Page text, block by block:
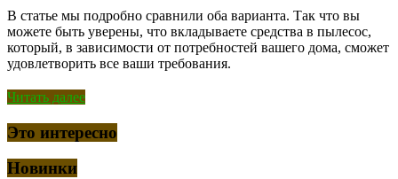
В статье мы подробно сравнили оба варианта. Так что вы
можете быть уверены, что вкладываете средства в пылесос,
который, в зависимости от потребностей вашего дома, сможет
удовлетворить все ваши требования.
Читать далее
Это интересно
Новинки